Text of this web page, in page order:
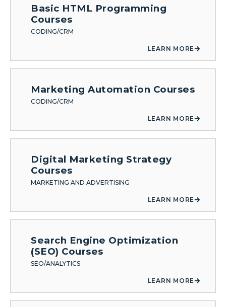
Basic HTML Programming
Courses
CODING/CRM
LEARN MORE
Marketing Automation Courses
CODING/CRM
LEARN MORE
Digital Marketing Strategy
Courses
MARKETING AND ADVERTISING
LEARN MORE
Search Engine Optimization
(SEO) Courses
SEO/ANALYTICS
LEARN MORE